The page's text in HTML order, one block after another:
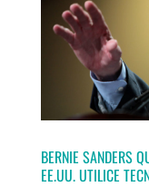
BERNIE SANDERS
EE.UU. UTILICE